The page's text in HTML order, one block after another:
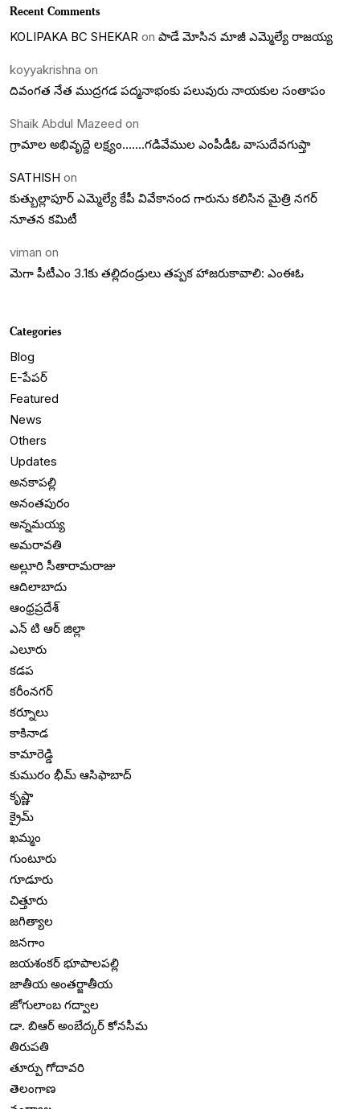
Recent Comments
KOLIPAKA BC SHEKAR on పాడే మోసిన మాజీ ఎమ్మెల్యే రాజయ్య
koyyakrishna on
దివంగత నేత ముద్రగడ పద్మనాభంకు పలువురు నాయకుల సంతాపం
Shaik Abdul Mazeed on
గ్రామాల అభివృద్దె లక్ష్యం…….గడివేముల ఎంపీడీఓ వాసుదేవగుప్తా
SATHISH on
కుత్బుల్లాపూర్ ఎమ్మెల్యే కేపీ వివేకానంద గారును కలిసిన మైత్రి నగర్
నూతన కమిటీ
viman on
మెగా పీటీఎం 3.1కు తల్లిదండ్రులు తప్పక హాజరుకావాలి: ఎంఈఓ
Categories
Blog
E-పేపర్
Featured
News
Others
Updates
అనకాపల్లి
అనంతపురం
అన్నమయ్య
అమరావతి
అల్లూరి సీతారామరాజు
ఆదిలాబాదు
ఆంధ్రప్రదేశ్
ఎన్ టి ఆర్ జిల్లా
ఎలూరు
కడప
కరీంనగర్
కర్నూలు
కాకినాడ
కామారెడ్డి
కుమురం భీమ్ ఆసిఫాబాద్
కృష్ణా
క్రైమ్
ఖమ్మం
గుంటూరు
గూడూరు
చిత్తూరు
జగిత్యాల
జనగాం
జయశంకర్ భూపాలపల్లి
జాతీయ అంతర్జాతీయ
జోగులాంబ గద్వాల
డా. బిఆర్ అంబేద్కర్ కోనసీమ
తిరుపతి
తూర్పు గోదావరి
తెలంగాణ